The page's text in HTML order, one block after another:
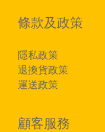
條款及政策
隱私政策
退換貨政策
運送政策
顧客服務